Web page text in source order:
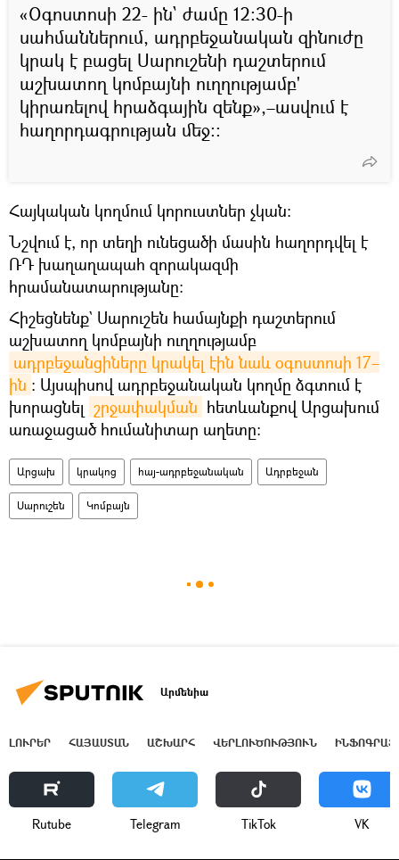
«Օգոստոսի 22- ին` ժամը 12:30-ի
սահմաններում, ադրբեջանական զինուժը
կրակ է բացել Սարուշենի դաշտերում
աշխատող կոմբայնի ուղղությամբ'
կիրառելով հրաձգային զենք»,–ասվում է
հաղորդագրության մեջ։։
Հայկական կողմում կորուստներ չկան։
Նշվում է, որ տեղի ունեցածի մասին հաղորդվել է
ՌԴ խաղաղապահ զորակազմի
հրամանատարությանը։
Հիշեցնենք` Սարուշեն համայնքի դաշտերում
աշխատող կոմբայնի ուղղությամբ
ադրբեջանցիները կրակել էին նաև օգոստոսի 17–
ին ։ Այսպիսով ադրբեջանական կողմը ձգտում է
խորացնել շրջափակման հետևանքով Արցախում
առաջացած հումանիտար աղետը։
Արցախ կրակոց հայ-ադրբեջանական Ադրբեջան
Սարուշեն Կոմբայն
Արմենիա
ԼՈՒՐԵՐ ՀԱՅԱՍՏԱՆ ԱՇԽԱՐՀ ՎԵՐԼՈՒԾՈՒԹՅՈՒՆ
Rutube Telegram ТikТоk VK